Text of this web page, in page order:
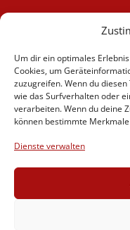
Um dir ein optimales
Cookies, um
zuzugreifen. Wenn du
wie das Surfverhalten oder
verarbeiten. Wenn du deine
können bestimmte
Dienste verwalten
Fahrlehrer
Fahrschule
Motorrad
News
Videos